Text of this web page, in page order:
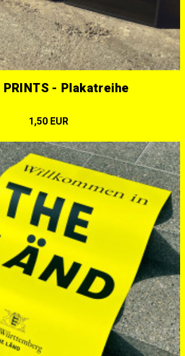
PRINTS - Plakatreihe
1,50 EUR